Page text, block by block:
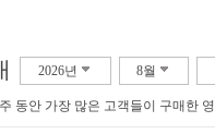
2026년 8월
동안 가장 많은 고객들이 구매한